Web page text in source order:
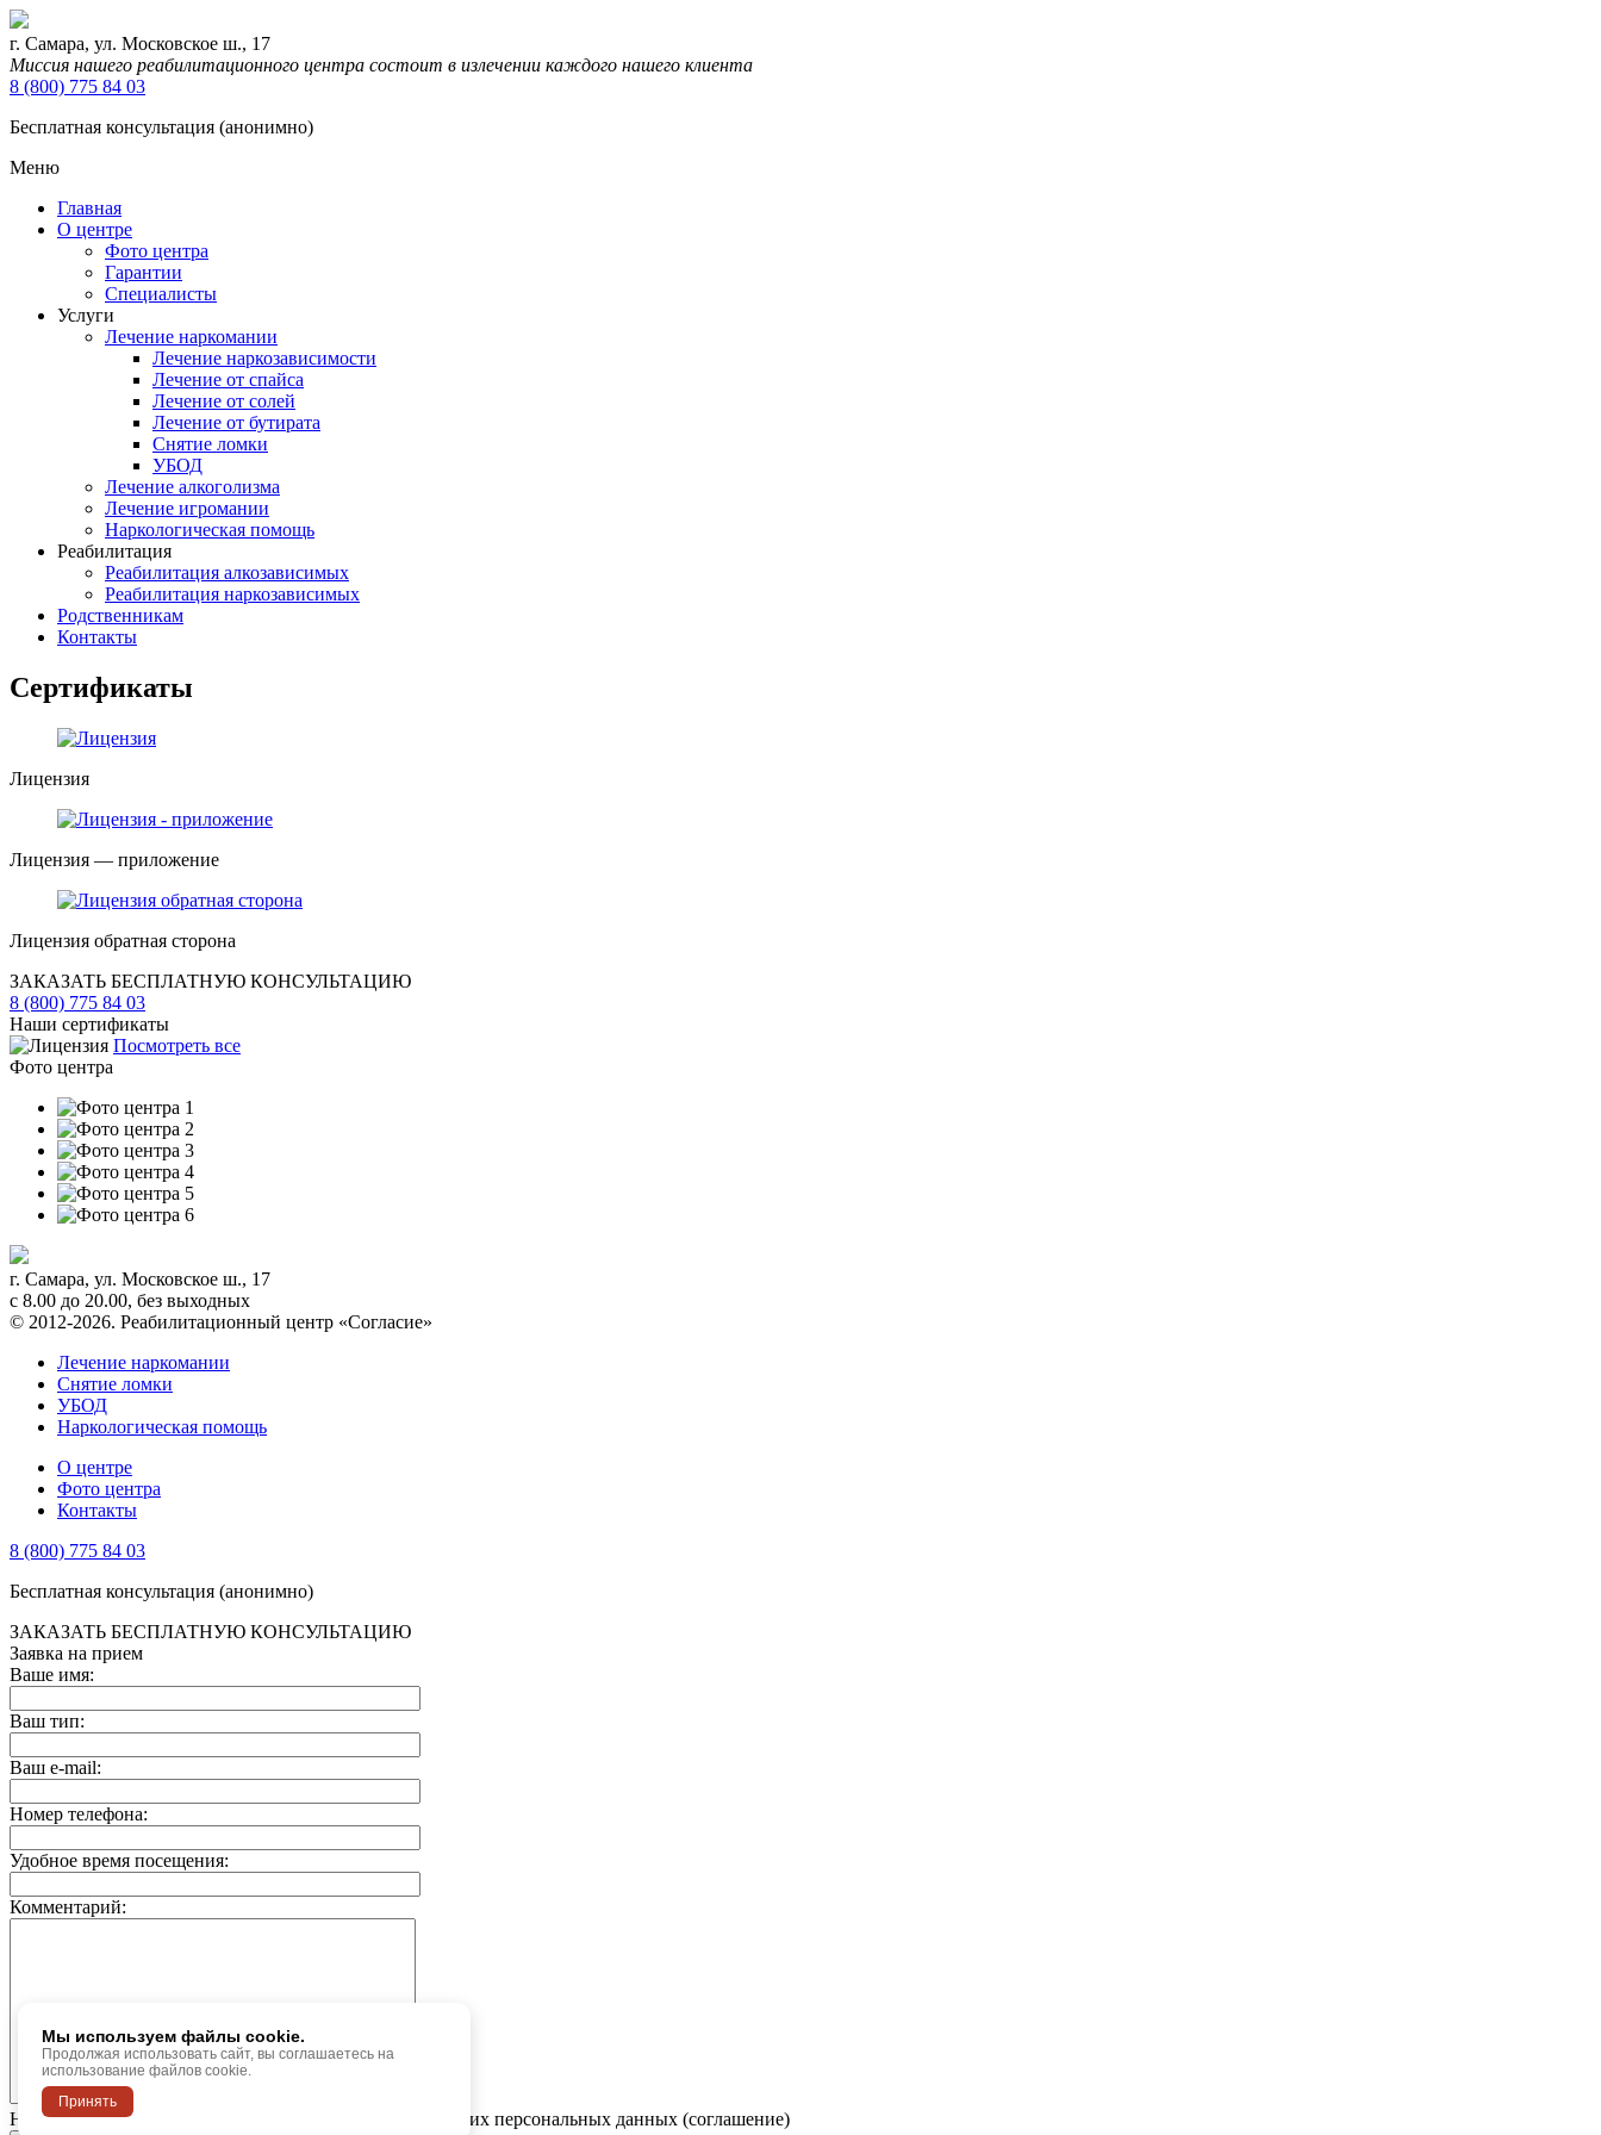
г. Самара, ул. Московское ш., 17
Миссия нашего реабилитационного центра состоит в излечении каждого нашего клиента
8 (800) 775 84 03
Бесплатная консультация (анонимно)
Меню
Главная
О центре
Фото центра
Гарантии
Специалисты
Услуги
Лечение наркомании
Лечение наркозависимости
Лечение от спайса
Лечение от солей
Лечение от бутирата
Снятие ломки
УБОД
Лечение алкоголизма
Лечение игромании
Наркологическая помощь
Реабилитация
Реабилитация алкозависимых
Реабилитация наркозависимых
Родственникам
Контакты
Сертификаты
Лицензия
Лицензия — приложение
Лицензия обратная сторона
ЗАКАЗАТЬ БЕСПЛАТНУЮ КОНСУЛЬТАЦИЮ
8 (800) 775 84 03
Наши сертификаты
Посмотреть все
Фото центра
г. Самара, ул. Московское ш., 17
с 8.00 до 20.00, без выходных
© 2012-2026. Реабилитационный центр «Согласие»
Лечение наркомании
Снятие ломки
УБОД
Наркологическая помощь
О центре
Фото центра
Контакты
8 (800) 775 84 03
Бесплатная консультация (анонимно)
ЗАКАЗАТЬ БЕСПЛАТНУЮ КОНСУЛЬТАЦИЮ
Заявка на прием
Ваше имя:
Ваш тип:
Ваш e-mail:
Номер телефона:
Удобное время посещения:
Комментарий:
Нажимая на кнопку, вы даете согласие на обработку своих персональных данных (соглашение)
Мы используем файлы cookie.
Продолжая использовать сайт, вы соглашаетесь на
использование файлов cookie.
Принять